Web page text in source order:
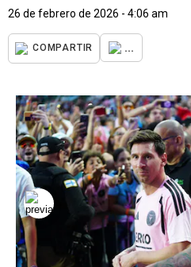
26 de febrero de 2026 - 4:06 am
COMPARTIR ...